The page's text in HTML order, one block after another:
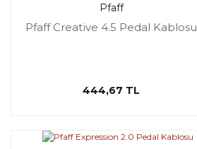
Pfaff
Pfaff Creative 4.5 Pedal Kablosu
444,67 TL